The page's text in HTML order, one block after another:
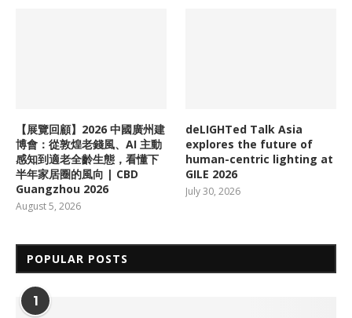
【展覽回顧】2026 中國廣州建
博會：從敦煌老錢風、AI 主動
感知到適老全齡生態，看懂下
半年家居圈的風向 | CBD
Guangzhou 2026
August 5, 2026
deLIGHTed Talk Asia
explores the future of
human-centric lighting at
GILE 2026
July 30, 2026
POPULAR POSTS
1